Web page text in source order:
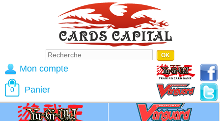
Mon compte
0 Panier